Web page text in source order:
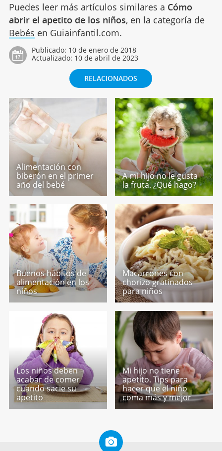
Puedes leer más artículos similares a Cómo
abrir el apetito de los niños, en la categoría de
Bebés en Guiainfantil.com.
Publicado: 10 de enero de 2018
Actualizado: 10 de abril de 2023
RELACIONADOS
Alimentación con
biberón en el primer
año del bebé
A mi hijo no le gusta
la fruta. ¿Qué hago?
Buenos hábitos de
alimentación en los
niños
Macarrones con
chorizo gratinados
para niños
Los niños deben
acabar de comer
cuando sacie su
apetito
Mi hijo no tiene
apetito. Tips para
hacer que el niño
coma más y mejor